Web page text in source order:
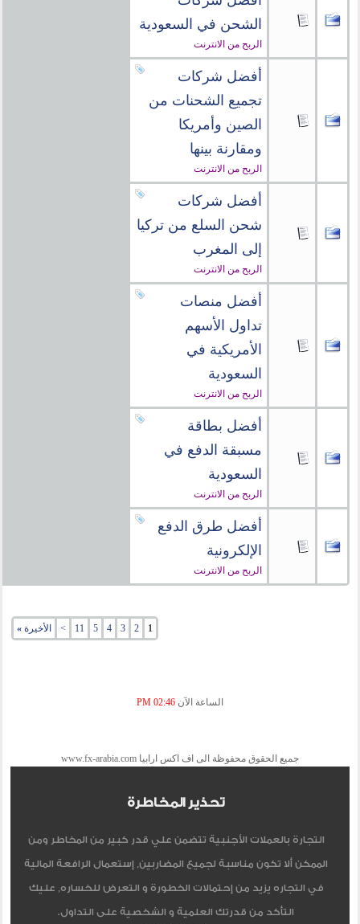
الشحن في السعودية
الربح من الانترنت
أفضل شركات
تجميع الشحنات من
الصين وأمريكا
ومقارنة بينها
الربح من الانترنت
أفضل شركات
شحن السلع من تركيا
إلى المغرب
الربح من الانترنت
أفضل منصات
تداول الأسهم
الأمريكية في
السعودية
الربح من الانترنت
أفضل بطاقة
مسبقة الدفع في
السعودية
الربح من الانترنت
أفضل طرق الدفع
الإلكرونية
الربح من الانترنت
1
2
3
4
5
11
> الأخيرة»
الساعة الآن 02:46 PM
جميع الحقوق محفوظة الى اف اكس ارابيا www.fx-arabia.com
تحذير المخاطرة
التجارة بالعملات الأجنبية تتضمن علي قدر كبير من المخاطر ومن
الممكن ألا تكون مناسبة لجميع المضاربين, إستعمال الرافعة المالية
في التجاره يزيد من إحتمالات الخطورة و التعرض للخساره, عليك
التأكد من قدرتك العلمية و الشخصية على التداول.